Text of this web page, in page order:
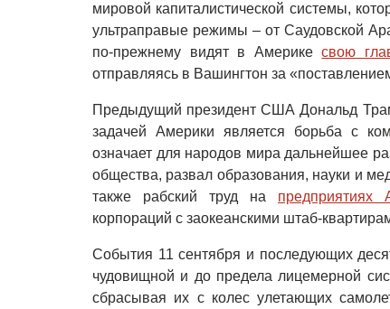
мировой капиталистической системы,
ультраправые режимы – от Саудовской
по-прежнему видят в Америкесвою
отправляясь в Вашингтон за
Предыдущий президент США Дональд
задачей Америки является борьба с
означает для народов мира дальнейшее
общества, развал образования, науки и
также рабский труд на предприятиях
корпораций с заокеанскими штаб-
События 11 сентября и последующих
чудовищной и до предела лицемерной
сбрасывая их с колес улетающих